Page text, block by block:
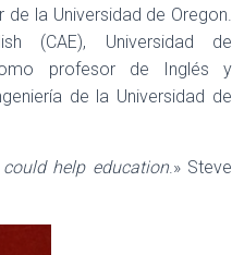
de la Universidad de Oregon.
(CAE), Universidad de
profesor de Inglés y
de la Universidad de
help education.» Steve